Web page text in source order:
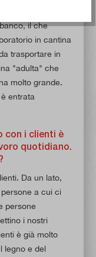
l'SC4 è
il che
in cantina
trasportare in
"adulta" che
molto grande.
entrata
con i clienti è
quotidiano.
Da un lato,
a cui ci
persone
i nostri
è già molto
legno e del